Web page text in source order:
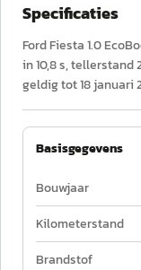
Specificaties
Ford Fiesta 1.0
in 10,8 s, tellerstand
geldig tot 18 januari
Basisgegevens
Bouwjaar
Kilometerstand
Brandstof